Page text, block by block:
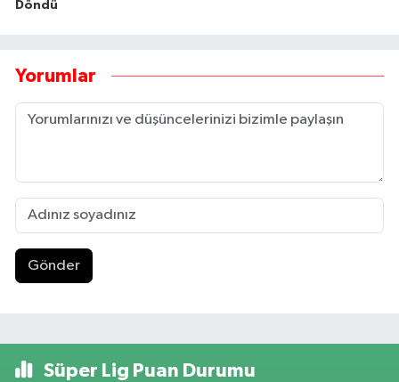
Döndü
Yorumlar
Gönder
Süper Lig Puan Durumu